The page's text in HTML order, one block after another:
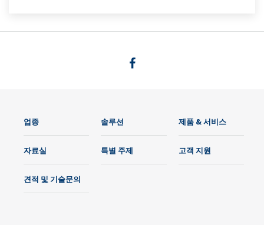
업종 솔루션 제품 & 서비스
자료실 특별 주제 고객 지원
견적 및 기술문의